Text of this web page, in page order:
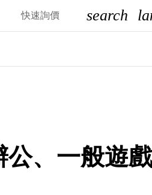
快速詢價 search
、一般遊